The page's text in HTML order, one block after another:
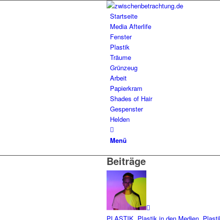
Startseite
Media Afterlife
Fenster
Plastik
Träume
Grünzeug
Arbeit
Papierkram
Shades of Hair
Gespenster
Helden
Menü
Beiträge